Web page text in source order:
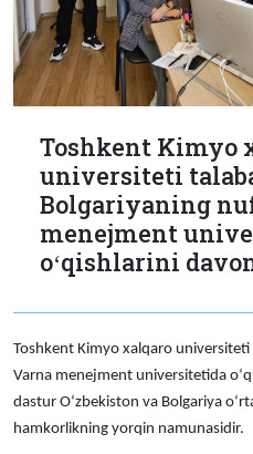
Toshkent Kimyo
universiteti
Bolgariyaning
menejment
oʻqishlarini
Toshkent Kimyo xalqaro
Varna menejment universitetida
dastur Oʻzbekiston va Bolgariya
hamkorlikning yorqin namunasidir.